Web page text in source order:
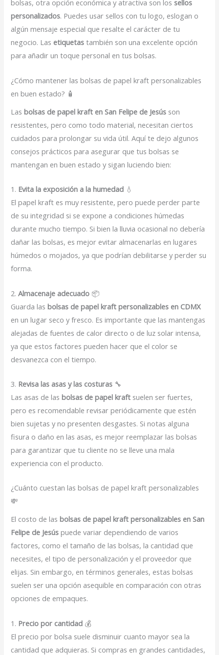
bolsas, otra opción económica y atractiva son lossellos
personalizados. Puedes usar sellos con tu logo, eslogan o
algún mensaje especial que resalte el carácter de tu
negocio. Las etiquetas también son una excelente opción
para añadir un toque personal en tus bolsas.
¿Cómo mantener las bolsas de papel kraft personalizables
en buen estado? 🧴
Lasbolsas de papel kraft en San Felipe de Jesús son
resistentes, pero como todo material, necesitan ciertos
cuidados para prolongar su vida útil. Aquí te dejo algunos
consejos prácticos para asegurar que tus bolsas se
mantengan en buen estado y sigan luciendo bien:
1. Evita la exposición a la humedad 💧
El papel kraft es muy resistente, pero puede perder parte
de su integridad si se expone a condiciones húmedas
durante mucho tiempo. Si bien la lluvia ocasional no debería
dañar las bolsas, es mejor evitar almacenarlas en lugares
húmedos o mojados, ya que podrían debilitarse y perder su
forma.
2.Almacenaje adecuado 📦
Guarda lasbolsas de papel kraft personalizables en CDMX
en un lugar seco y fresco. Es importante que las mantengas
alejadas de fuentes de calor directo o de luz solar intensa,
ya que estos factores pueden hacer que el color se
desvanezca con el tiempo.
3. Revisa las asas y las costuras 🔧
Las asas de lasbolsas de papel kraft suelen ser fuertes,
pero es recomendable revisar periódicamente que estén
bien sujetas y no presenten desgastes. Si notas alguna
fisura o daño en las asas, es mejor reemplazar las bolsas
para garantizar que tu cliente no se lleve una mala
experiencia con el producto.
¿Cuánto cuestan las bolsas de papel kraft personalizables
💸
El costo de lasbolsas de papel kraft personalizables en San
Felipe de Jesús puede variar dependiendo de varios
factores, como el tamaño de las bolsas, la cantidad que
necesites, el tipo de personalización y el proveedor que
elijas. Sin embargo, en términos generales, estas bolsas
suelen ser una opción asequible en comparación con otras
opciones de empaques.
1. Precio por cantidad 💰
El precio por bolsa suele disminuir cuanto mayor sea la
cantidad que adquieras. Si compras en grandes cantidades,